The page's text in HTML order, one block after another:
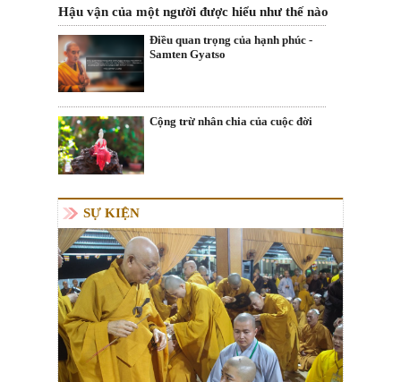
Hậu vận của một người được hiểu như thế nào
Điều quan trọng của hạnh phúc -
Samten Gyatso
Cộng trừ nhân chia của cuộc đời
SỰ KIỆN